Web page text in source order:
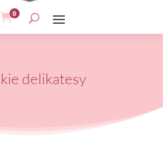
0
delikatesy